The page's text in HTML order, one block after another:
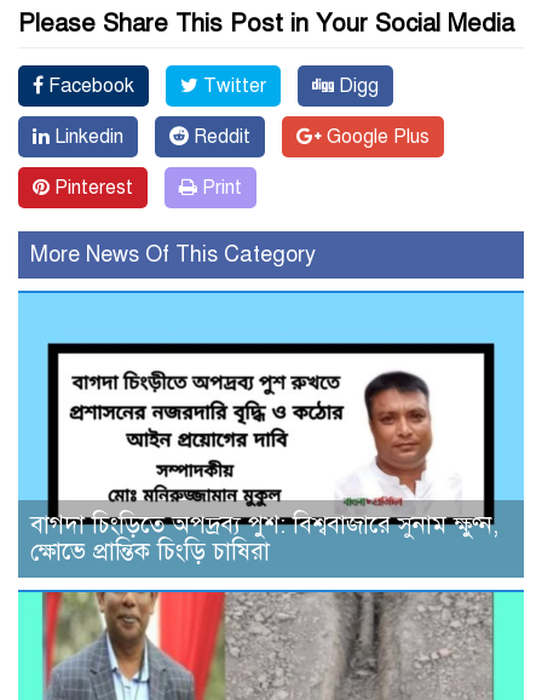
Please Share This Post in Your Social Media
Facebook Twitter Digg
Linkedin Reddit Google Plus
Pinterest Print
More News Of This Category
বাগদা চিংড়িতে অপদ্রব্য পুশ: বিশ্ববাজারে সুনাম ক্ষুণ্ন,
ক্ষোভে প্রান্তিক চিংড়ি চাষিরা